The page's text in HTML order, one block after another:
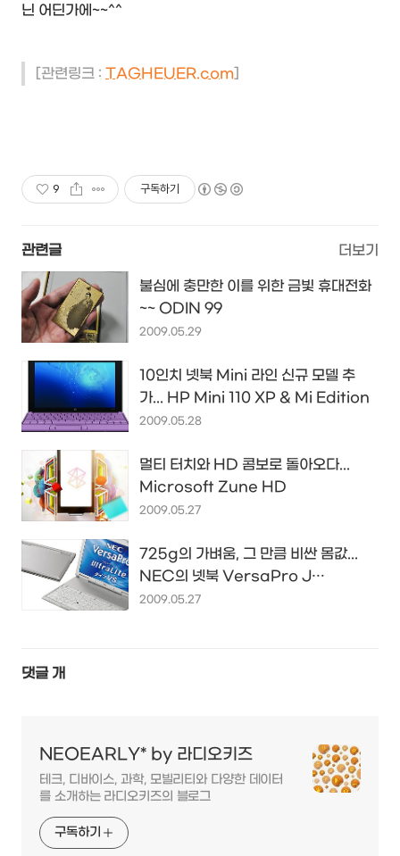
닌 어딘가에~~^^
[관련링크 : TAGHEUER.com]
9 구독하기
관련글 더보기
불심에 충만한 이를 위한 금빛 휴대전화
~~ ODIN 99
2009.05.29
10인치 넷북 Mini 라인 신규 모델 추
가... HP Mini 110 XP & Mi Edition
2009.05.28
멀티 터치와 HD 콤보로 돌아오다...
Microsoft Zune HD
2009.05.27
725g의 가벼움, 그 만큼 비싼 몸값...
NEC의 넷북 VersaPro J
UltraLite 타입 VS
2009.05.27
댓글 개
NEOEARLY* by 라디오키즈
테크, 디바이스, 과학, 모빌리티와 다양한 데이터
를 소개하는 라디오키즈의 블로그
구독하기